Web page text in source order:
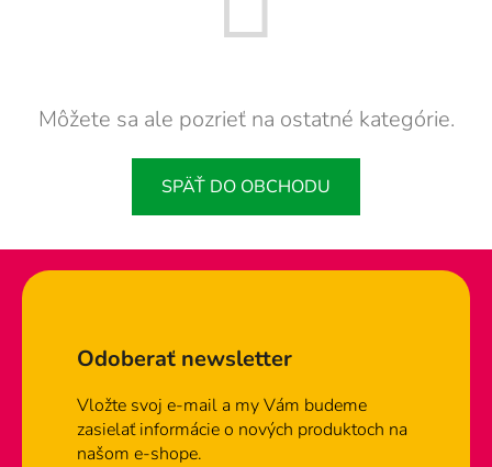
Môžete sa ale pozrieť na ostatné kategórie.
SPÄŤ DO OBCHODU
Odoberať newsletter
Vložte svoj e-mail a my Vám budeme
zasielať informácie o nových produktoch na
našom e-shope.